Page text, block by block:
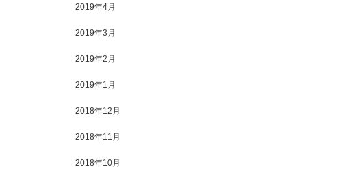
2019年4月
2019年3月
2019年2月
2019年1月
2018年12月
2018年11月
2018年10月